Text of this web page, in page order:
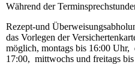
Während der
Rezept-und
das Vorlegen der
möglich, montags bis 16:00 Uhr,
17:00, mittwochs und freitags